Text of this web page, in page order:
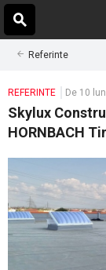
Referinte
REFERINTE De 10
Skylux
HORNBACH